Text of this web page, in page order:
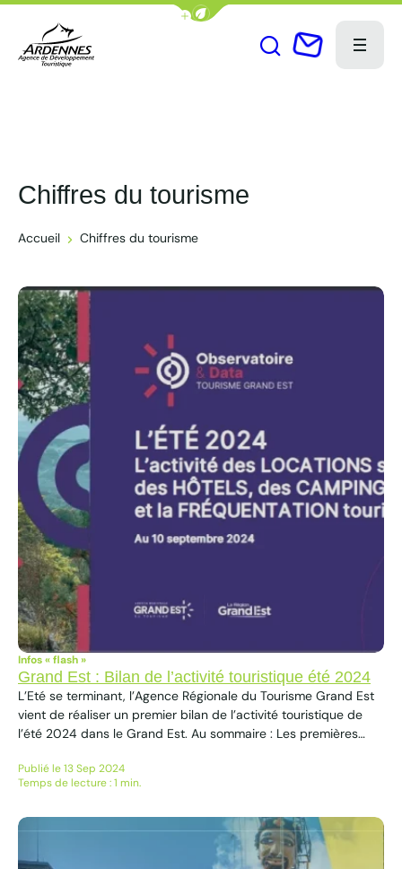
Afficher la barre de navigation du
Ouvrir le
Nous Menu
Chiffres du tourisme
Accueil Chiffres du tourisme
Grand Est : Bilan de l’activité touristique été 2024
Infos « flash »
L’Eté se terminant, l’Agence Régionale du Tourisme Grand Est
vient de réaliser un premier bilan de l’activité touristique de
l’été 2024 dans le Grand Est. Au sommaire : Les premières
2024 équivalent à celui de l’été 2023. Avec 2 tendances : des
nuitées françaises en recul compensées par la...
Publié le 13 Sep 2024
Temps de lecture : 1 min.